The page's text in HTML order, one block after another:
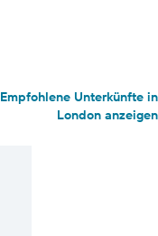
Empfohlene Unterkünfte in
London anzeigen